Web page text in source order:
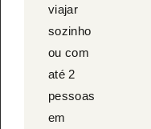
viajar
sozinho
ou com
até 2
pessoas
em